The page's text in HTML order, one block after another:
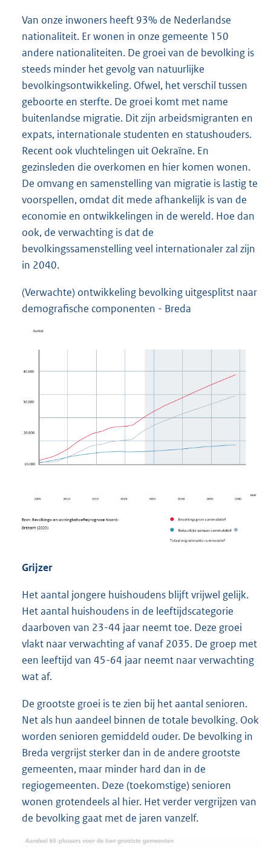
Van onze inwoners heeft 93% de Nederlandse
nationaliteit. Er wonen in onze gemeente 150
andere nationaliteiten. De groei van de bevolking is
steeds minder het gevolg van natuurlijke
bevolkingsontwikkeling. Ofwel, het verschil tussen
geboorte en sterfte. De groei komt met name
buitenlandse migratie. Dit zijn arbeidsmigranten en
expats, internationale studenten en statushouders.
Recent ook vluchtelingen uit Oekraïne. En
gezinsleden die overkomen en hier komen wonen.
De omvang en samenstelling van migratie is lastig te
voorspellen, omdat dit mede afhankelijk is van de
economie en ontwikkelingen in de wereld. Hoe dan
ook, de verwachting is dat de
bevolkingssamenstelling veel internationaler zal zijn
in 2040.
(Verwachte) ontwikkeling bevolking uitgesplitst naar
demografische componenten - Breda
Grijzer
Het aantal jongere huishoudens blijft vrijwel gelijk.
Het aantal huishoudens in de leeftijdscategorie
daarboven van 23-44 jaar neemt toe. Deze groei
vlakt naar verwachting af vanaf 2035. De groep met
een leeftijd van 45-64 jaar neemt naar verwachting
wat af.
De grootste groei is te zien bij het aantal senioren.
Net als hun aandeel binnen de totale bevolking. Ook
worden senioren gemiddeld ouder. De bevolking in
Breda vergrijst sterker dan in de andere grootste
gemeenten, maar minder hard dan in de
regiogemeenten. Deze (toekomstige) senioren
wonen grotendeels al hier. Het verder vergrijzen van
de bevolking gaat met de jaren vanzelf.